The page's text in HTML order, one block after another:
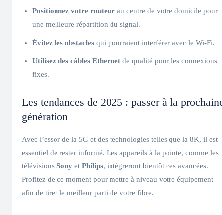
Positionnez votre routeur au centre de votre domicile pour
une meilleure répartition du signal.
Évitez les obstacles qui pourraient interférer avec le Wi-Fi.
Utilisez des câbles Ethernet de qualité pour les connexions
fixes.
Les tendances de 2025 : passer à la
génération
Avec l’essor de la 5G et des technologies telles que la 8K, il est
essentiel de rester informé. Les appareils à la pointe, comme les
télévisions Sony et Philips, intégreront bientôt ces avancées.
Profitez de ce moment pour mettre à niveau votre équipement
afin de tirer le meilleur parti de votre fibre.